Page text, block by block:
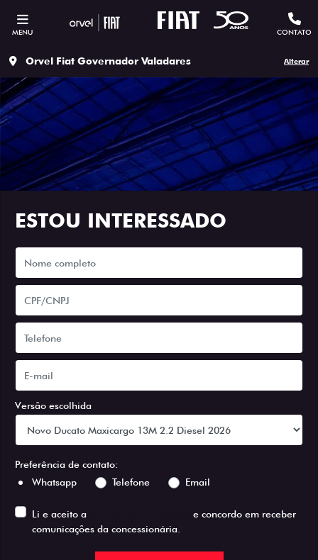
MENU CONTATO
Orvel Fiat Governador Valadares Alterar
ESTOU INTERESSADO
Versão escolhida
Preferência de contato:
Whatsapp
Telefone Email
Li e aceito a
e concordo em receber
comunicações da concessionária.